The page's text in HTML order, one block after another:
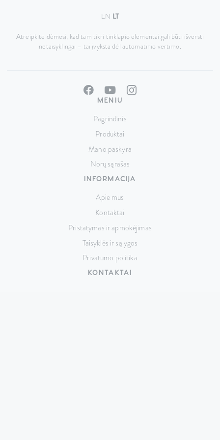
EN LT
Atreipkite dėmesį, kad tam tikri tinklapio elementai gali būti išversti
netaisyklingai – tai įvyksta dėl automatinio vertimo.
MENIU
Pagrindinis
Produktai
Mano paskyra
Norų sąrašas
INFORMACIJA
Apie mus
Kontaktai
Pristatymas ir apmokėjimas
Taisyklės ir sąlygos
Privatumo politika
KONTAKTAI